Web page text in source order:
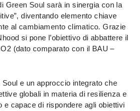
Green Soul sarà in sinergia con la
diventando elemento chiave
al cambiamento climatico. Grazie
si pone l’obiettivo di abbattere il
(dato comparato con il BAU –
e un approccio integrato che
globali in materia di resilienza e
e capace di rispondere agli obiettivi